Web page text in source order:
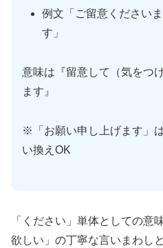
例文「ご留意ください
す」
意味は『留意して（気をつ
ます』
※「お願い申し上げます」
い換えOK
「ください」単体としての意
欲しい」の丁寧な言いまわし